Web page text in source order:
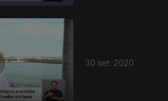
30 set. 2020